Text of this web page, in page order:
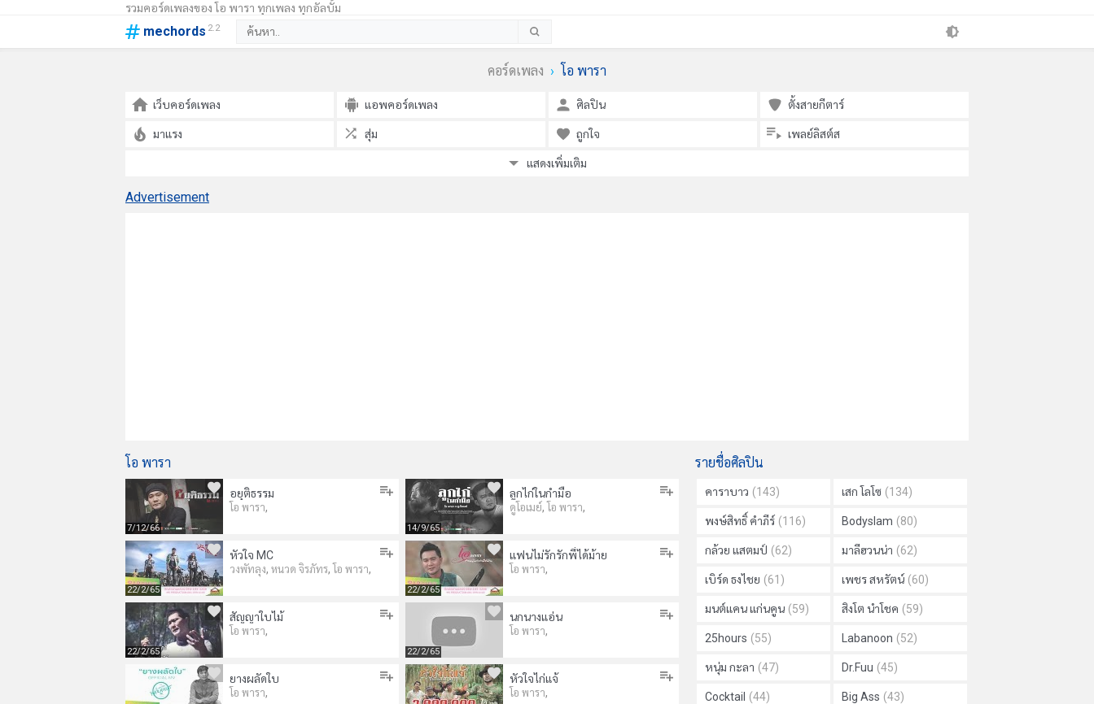
รวมคอร์ดเพลงของ โอ พารา ทุกเพลง ทุกอัลบั้ม
mechords 2.2
คอร์ดเพลง โอ พารา
เว็บคอร์ดเพลง แอพคอร์ดเพลง ศิลปิน ตั้งสายกีตาร์
มาแรง สุ่ม ถูกใจ เพลย์ลิสต์ส
แสดงเพิ่มเติม
Advertisement
โอ พารา
อยุติธรรม
โอ พารา,
7/12/66
ลูกไก่ในกำมือ
ดูโอเมย์, โอ พารา,
14/9/65
หัวใจ MC
วงพัทลุง, หนวด จิรภัทร, โอ พารา,
22/2/65
แฟนไม่รักรักพี่ได้ม้าย
โอ พารา,
22/2/65
สัญญาใบไม้
โอ พารา,
22/2/65
นกนางแอ่น
โอ พารา,
22/2/65
ยางผลัดใบ
โอ พารา,
หัวใจไก่แจ้
โอ พารา,
รายชื่อศิลปิน
คาราบาว (143) เสก โลโซ (134)
พงษ์สิทธิ์ คำภีร์ (116) Bodyslam (80)
กล้วย แสตมป์ (62) มาลีฮวนน่า (62)
เบิร์ด ธงไชย (61) เพชร สหรัตน์ (60)
มนต์แคน แก่นคูน (59) สิงโต นำโชค (59)
25hours (55) Labanoon (52)
หนุ่ม กะลา (47) Dr.Fuu (45)
Cocktail (44) Big Ass (43)